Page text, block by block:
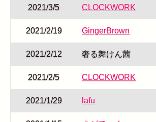
2021/3/5 CLOCKWORK
2021/2/19 GingerBrown
2021/2/12 奢る舞けん茜
2021/2/5 CLOCKWORK
2021/1/29 lafu